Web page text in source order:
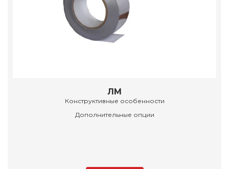
ЛМ
Конструктивные особенности
Дополнительные опции